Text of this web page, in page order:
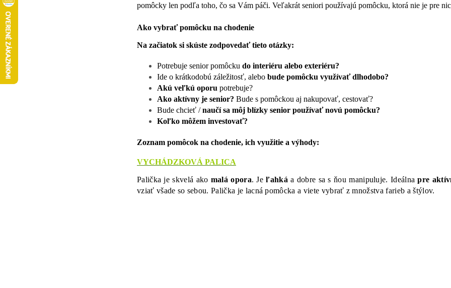
pomôcky len podľa toho, čo sa Vám páči. Veľakrát seniori používajú pomôcku, ktorá nie je pre
Ako vybrať pomôcku na chodenie
Na začiatok si skúste zodpovedať tieto otázky:
Potrebuje senior pomôcku do interiéru alebo exteriéru?
Ide o krátkodobú záležitosť, alebo bude pomôcku využívať dlhodobo?
Akú veľkú oporu potrebuje?
Ako aktívny je senior? Bude s pomôckou aj nakupovať, cestovať?
Bude chcieť /naučí sa môj blízky senior používať novú pomôcku?
Koľko môžem investovať?
Zoznam pomôcok na chodenie, ich využitie a výhody:
VYCHÁDZKOVÁ PALICA
Palička je skvelá ako malá opora. Jeľahká a dobre sa s ňou manipuluje. Ideálna pre
vziať všade so sebou. Palička je lacná pomôcka a viete vybrať z množstva farieb a štýlov.